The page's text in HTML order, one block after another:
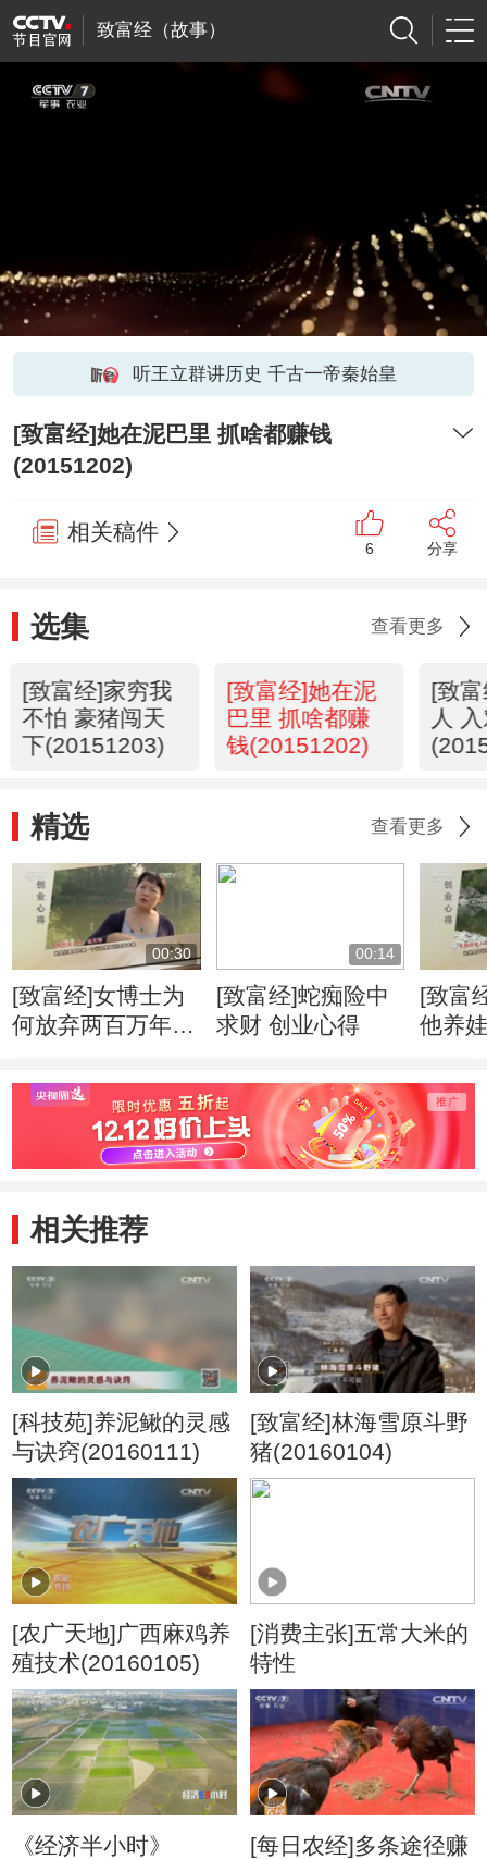
致富经（故事）
听王立群讲历史 千古一帝秦始皇
[致富经]她在泥巴里 抓啥都赚钱
(20151202)
相关稿件
6 分享
选集 查看更多
[致富经]家穷我
不怕 豪猪闯天
下(20151203)
[致富经]她在泥
巴里 抓啥都赚
钱(20151202)
[致
人
精选 查看更多
00:30
[致富经]女博士为
何放弃两百万年薪
00:14
[致富经]蛇痴险中
求财 创业心得
[致富
他养
相关推荐
[科技苑]养泥鳅的灵感
与诀窍(20160111)
[致富经]林海雪原斗野
猪(20160104)
[农广天地]广西麻鸡养
殖技术(20160105)
[消费主张]五常大米的
特性
《经济半小时》
[每日农经]多条途径赚